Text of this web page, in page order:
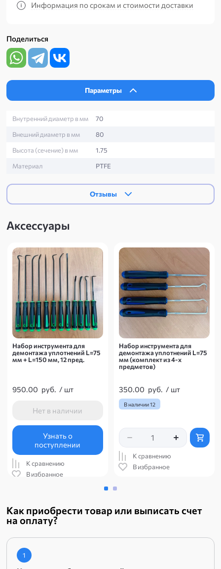
Информация по срокам и стоимости доставки
Поделиться
Параметры
Внутренний диаметр в мм
70
Внешний диаметр в мм
80
Высота (сечение) в мм
1.75
Материал
PTFE
Отзывы
Аксессуары
Набор инструмента для
демонтажа уплотнений L=75
мм + L=150 мм, 12 пред.
950.00 руб. / шт
Нет в наличии
Узнать о
поступлении
К сравнению
В избранное
Набор инструмента для
демонтажа уплотнений L=75
мм (комплект из 4-х
предметов)
В наличии12
350.00 руб. / шт
К сравнению
В избранное
Как приобрести товар или выписать счет
на оплату?
1